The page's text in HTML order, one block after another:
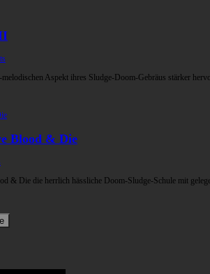
Aspekt ihres Sludge-Doom-Gebräus stärker
Blood & Die
& Die die herrlich hässliche Doom-Sludge-Schule mit